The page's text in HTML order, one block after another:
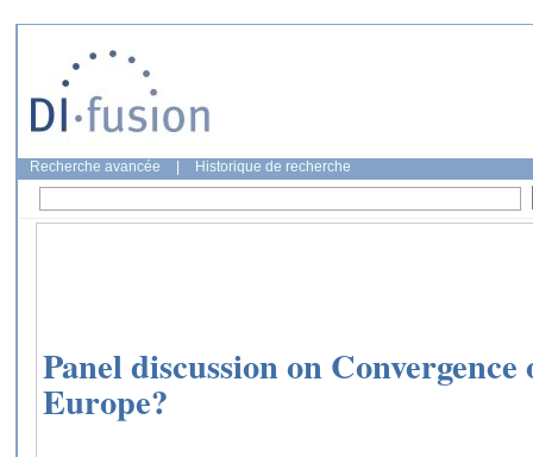
Recherche avancée Historique de recherche
Panel discussion on
Europe?